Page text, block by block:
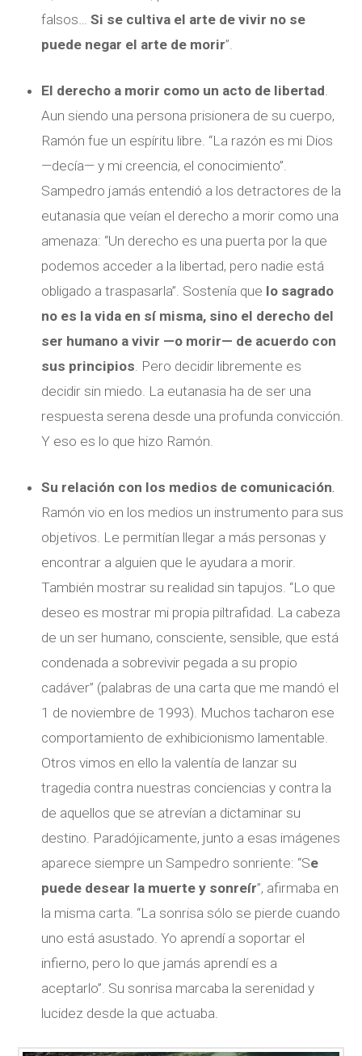
falsos…Si se cultiva el arte de vivir no se
puede negar el arte de morir”.
El derecho a morir como un acto de libertad
Aun siendo una persona prisionera de su cuerpo,
Ramón fue un espíritu libre. “La razón es mi Dios
—decía— y mi creencia, el conocimiento”.
Sampedro jamás entendió a los detractores de la
eutanasia que veían el derecho a morir como una
amenaza: “Un derecho es una puerta por la que
podemos acceder a la libertad, pero nadie está
obligado a traspasarla”. Sostenía que lo sagrado
no es la vida en sí misma, sino el derecho del
ser humano a vivir —o morir— de acuerdo con
sus principios . Pero decidir libremente es
decidir sin miedo. La eutanasia ha de ser una
respuesta serena desde una profunda convicción.
Y eso es lo que hizo Ramón.
Su relación con los medios de comunicación.
Ramón vio en los medios un instrumento para sus
objetivos. Le permitían llegar a más personas y
encontrar a alguien que le ayudara a morir.
También mostrar su realidad sin tapujos. “Lo que
deseo es mostrar mi propia piltrafidad. La cabeza
de un ser humano, consciente, sensible, que está
condenada a sobrevivir pegada a su propio
cadáver” (palabras de una carta que me mandó el
1 de noviembre de 1993). Muchos tacharon ese
comportamiento de exhibicionismo lamentable.
Otros vimos en ello la valentía de lanzar su
tragedia contra nuestras conciencias y contra la
de aquellos que se atrevían a dictaminar su
destino. Paradójicamente, junto a esas imágenes
aparece siempre un Sampedro sonriente: “Se
puede desear la muerte y sonreír”, afirmaba en
la misma carta. “La sonrisa sólo se pierde cuando
uno está asustado. Yo aprendí a soportar el
infierno, pero lo que jamás aprendí es a
aceptarlo”. Su sonrisa marcaba la serenidad y
lucidez desde la que actuaba.